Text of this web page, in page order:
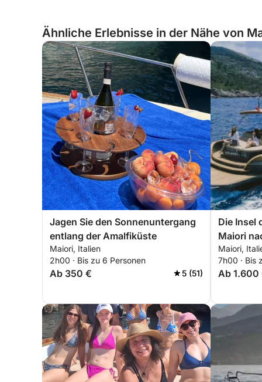
Ähnliche Erlebnisse in der Nähe von
Jagen Sie den Sonnenuntergang
entlang der Amalfiküste
Maiori, Italien
2h00 · Bis zu 6 Personen
Ab 350 € 5 (51)
Die Insel
Maiori
Maiori,
7h00 · Bis
Ab 1.600